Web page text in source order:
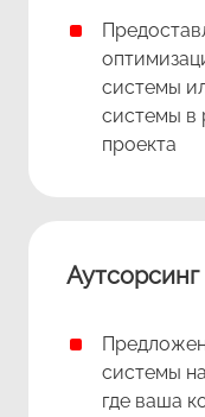
системы
системы в
проекта
Аутсорсинг
системы
где ваша